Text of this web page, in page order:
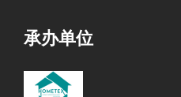
承办单位